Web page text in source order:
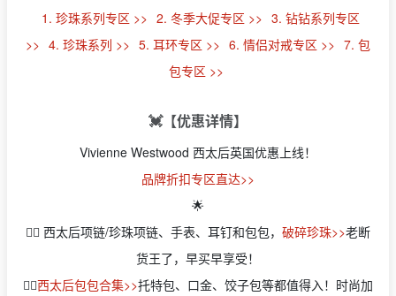
1. 珍珠系列专区 >> 2. 冬季大促专区 >> 3. 钻钻系列专区
>> 4. 珍珠系列 >> 5. 耳环专区 >> 6. 情侣对戒专区 >> 7. 包
包专区 >>
💓【优惠详情】
Vivienne Westwood 西太后英国优惠上线！
品牌折扣专区直达>>
🌟
👉🏻 西太后项链/珍珠项链、手表、耳钉和包包， 破碎珍珠>>老断
货王了，早买早享受！
👉🏻西太后包包合集>>托特包、口金、饺子包等都值得入！时尚加